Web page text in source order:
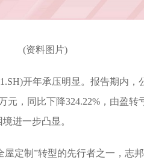
(资料图片)
开年承压明显。报告期内，
元，同比下降324.22%，由盈
进一步凸显。
屋定制”转型的先行者之一，志